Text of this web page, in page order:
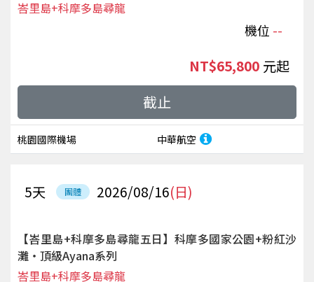
機位 --
峇里島+科摩多島尋龍
桃園國際機場 中華航空
NT$65,800 起
截止
團體 2026/08/16(日)
5天
【峇里島+科摩多島尋龍五日】科摩多國家公園+粉紅沙
灘‧頂級Ayana系列
峇里島+科摩多島尋龍